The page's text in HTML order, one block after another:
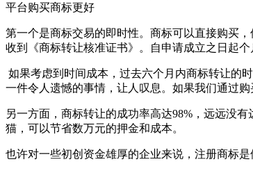
平台购买商标更好
第一个是商标交易的即时性。商标可以直接购买
收到《商标转让核准证书》。自申请成立之日起
如果考虑到时间成本，过去六个月内商标转让的
一件令人遗憾的事情，让人叹息。如果我们通
另一方面，商标转让的成功率高达98%，远远没
猫，可以节省数万元的押金和成本。
也许对一些初创资金雄厚的企业来说，注册商标